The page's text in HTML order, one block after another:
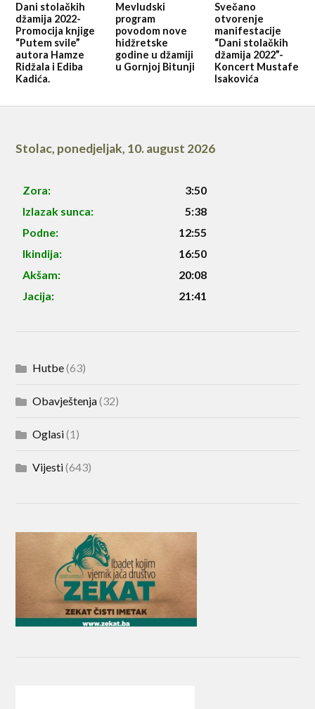
Dani stolačkih
džamija 2022-
Promocija knjige
“Putem svile”
autora Hamze
Ridžala i Ediba
Kadića.
Mevludski
program
povodom nove
hidžretske
godine u džamiji
u Gornjoj Bitunji
Svečano
otvorenje
manifestacije
“Dani stolačkih
džamija 2022”-
Koncert Mustafe
Isakovića
Stolac, ponedjeljak, 10. august 2026
Zora:
3:50
Izlazak sunca:
5:38
Podne:
12:55
Ikindija:
16:50
Akšam:
20:08
Jacija:
21:41
Hutbe(63)
Obavještenja(32)
Oglasi(1)
Vijesti(643)